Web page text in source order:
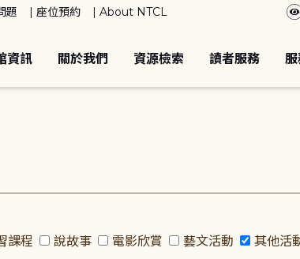
題 座位預約 About NTCL
資訊 關於我們 資源檢索 讀者服務
課程 說故事 電影欣賞 藝文活動 其他活